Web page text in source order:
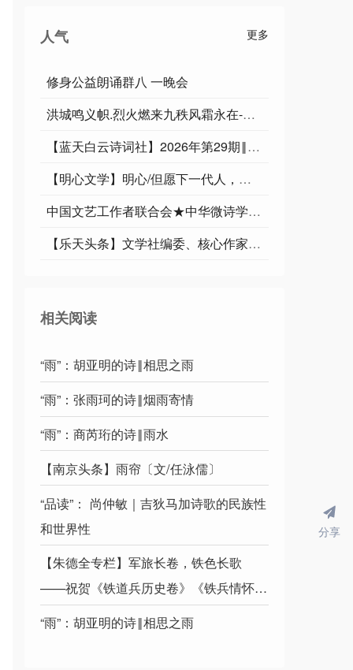
人气 更多
修身公益朗诵群八 一晚会
洪城鸣义帜.烈火燃来九秩风霜永在-俊岳汇雄师.祥光漫彻千重紫气遐昌∥运雪.耀华.唐江.班镇.天鹏.忠才.绍辉.飞鵬.兴华.继斌.小草.金穗.广英.家驹等佳作欣赏
【蓝天白云诗词社】2026年第29期‖王理松悼亡兄诗词专刊
【明心文学】明心/但愿下一代人，生活不在阴霾中 主播/薇薇
中国文艺工作者联合会★中华微诗学院（华诗特刊）第127期
【乐天头条】文学社编委、核心作家于宾先生精品//鹧鸪天•铁军魂（词林正韵）
相关阅读
“雨”：胡亚明的诗‖相思之雨
“雨”：张雨珂的诗‖烟雨寄情
“雨”：商芮珩的诗‖雨水
【南京头条】雨帘〔文/任泳儒〕
“品读”： 尚仲敏｜吉狄马加诗歌的民族性
和世界性
【朱德全专栏】军旅长卷，铁色长歌
——祝贺《铁道兵历史卷》《铁兵情怀
卷》出版发行
“雨”：胡亚明的诗‖相思之雨
分享